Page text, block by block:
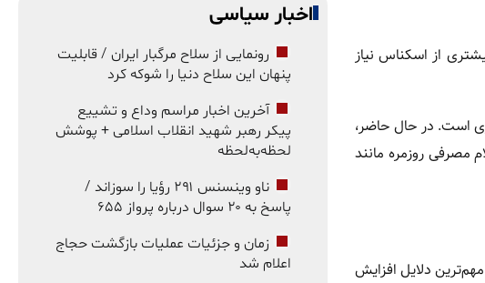
از اسکناس نیاز
است. در حال حاضر،
مصرفی روزمره مانند
سقف، یکی از مهم‌ترین دلایل افزایش
اخبار سیاسی
رونمایی از سلاح مرگبار ایران / قابلیت
پنهان این سلاح دنیا را شوکه کرد
آخرین اخبار مراسم وداع و تشییع
پیکر رهبر شهید انقلاب اسلامی + پوشش
لحظه‌به‌لحظه
ناو وینسنس ۲۹۱ رؤیا را سوزاند /
پاسخ به ۲۰ سوال درباره پرواز ۶۵۵
زمان و جزئیات عملیات بازگشت حجاج
اعلام شد